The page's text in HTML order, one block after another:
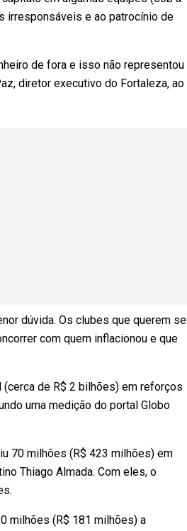
irresponsáveis e ao patrocínio de
de fora e isso não representou
diretor executivo do Fortaleza, ao
dúvida. Os clubes que querem se
com quem inflacionou e que
de R$ 2 bilhões) em reforços
uma medição do portal Globo
70 milhões (R$ 423 milhões) em
Thiago Almada. Com eles, o
milhões (R$ 181 milhões) a